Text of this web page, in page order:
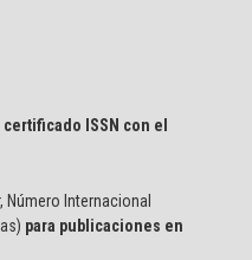
ISSN con el
Número Internacional
para publicaciones en